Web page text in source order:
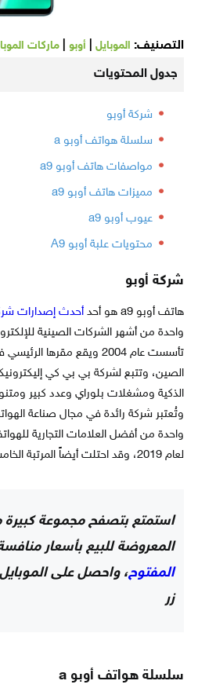
التصنيف: الموبايل| أوبو| ماركات
جدول المحتويات
شركة أوبو
سلسلة هواتف أوبو a
مواصفات هاتف أوبو a9
مميزات هاتف أوبو a9
عيوب أوبو a9
محتويات علبة أوبو A9
شركة أوبو
هاتف أوبو a9 هو أحد أحدث إصدارات
واحدة من أشهر الشركات الصينية
تأسست عام 2004 ويقع
الصين، وتتبع لشركة بي بي كي
الذكية ومشغلات بلوراي وعدد كبير
وتُعتبر شركة رائدة في مجال صناعة
واحدة من أفضل العلامات التجارية
لعام 2019، وقد احتلت أيضاً المرتبة الخامسة على مستوى العالم.
استمتع بتصفح مجموعة كبيرة
المعروضة للبيع بأسعار
المفتوح، واحصل على
زر
سلسلة هواتف أوبو a